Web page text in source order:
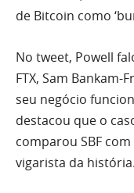
de Bitcoin como
No tweet, Powell
FTX, Sam Bankam-
seu negócio
destacou que o
comparou SBF
vigarista da história.